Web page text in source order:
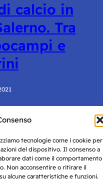
tecnologie come i cookie per
del dispositivo. Il consenso a
dati come il comportamento
Non acconsentire o ritirare il
alcune caratteristiche e funzioni.
calcio in
Tra
e